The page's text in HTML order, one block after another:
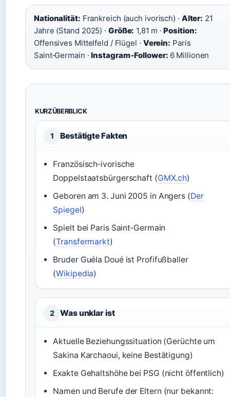
Nationalität: Frankreich (auch ivorisch) · Alter: 21
Jahre (Stand 2025) · Größe: 1,81 m ·Position:
Offensives Mittelfeld / Flügel · Verein: Paris
Saint‑Germain ·Instagram‑Follower: 6 Millionen
KURZÜBERBLICK
1 Bestätigte Fakten
Französisch‑ivorische
Doppelstaatsbürgerschaft (GMX.ch)
Geboren am 3. Juni 2005 in Angers (Der
Spiegel)
Spielt bei Paris Saint‑Germain
(Transfermarkt)
Bruder Guéla Doué ist Profifußballer
(Wikipedia)
2 Was unklar ist
Aktuelle Beziehungssituation (Gerüchte um
Sakina Karchaoui, keine Bestätigung)
Exakte Gehaltshöhe bei PSG (nicht öffentlich)
Namen und Berufe der Eltern (nur bekannt: